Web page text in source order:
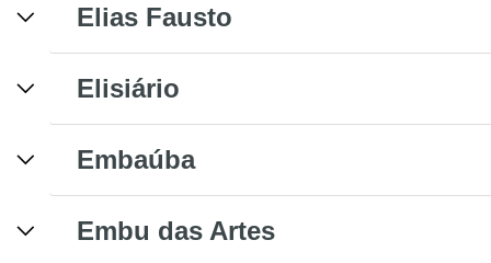
Elias Fausto
Elisiário
Embaúba
Embu das Artes